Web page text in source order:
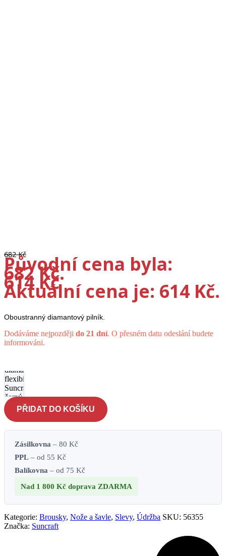
682Kč
Původní cena byla:
682 Kč.
614Kč
Aktuální cena je: 614 Kč.
Oboustranný diamantový pilník.
Dodáváme nejpozději do 21 dní. O přesném datu odeslání budete
informováni.
diamantový
flexibilní
Suncraft -
černý
množstvíPŘIDAT DO KOŠÍKU
Zásilkovna – 80 Kč
PPL – od 55 Kč
Balíkovna – od 75 Kč
Nad 1 800 Kč doprava ZDARMA
Kategorie: Brousky, Nože a šavle, Slevy, Údržba SKU: 56355
Značka: Suncraft